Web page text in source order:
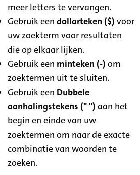
meer letters te vervangen.
Gebruik eendollarteken ($) voor
uw zoekterm voor resultaten
die op elkaar lijken.
Gebruik een minteken (-) om
zoektermen uit te sluiten.
Gebruik een Dubbele
aanhalingstekens (" ") aan het
begin en einde van uw
zoektermen om naar de exacte
combinatie van woorden te
zoeken.